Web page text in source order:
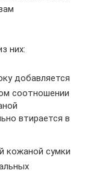
них:
добавляется
соотношении
втирается в
кожаной сумки